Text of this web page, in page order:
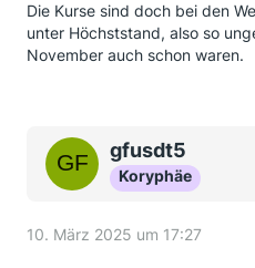
Die Kurse sind doch bei den
unter Höchststand, also so
November auch schon waren.
gfusdt5
Koryphäe
10. März 2025 um 17:27